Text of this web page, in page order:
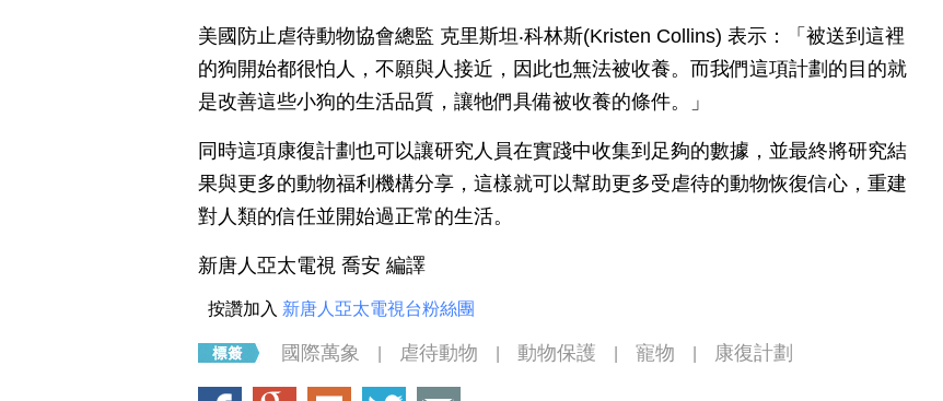
美國防止虐待動物協會總監 克里斯坦‧科林斯(Kristen Collins) 表示：「被送到這裡
的狗開始都很怕人，不願與人接近，因此也無法被收養。而我們這項計劃的目的就
是改善這些小狗的生活品質，讓牠們具備被收養的條件。」
同時這項康復計劃也可以讓研究人員在實踐中收集到足夠的數據，並最終將研究結
果與更多的動物福利機構分享，這樣就可以幫助更多受虐待的動物恢復信心，重建
對人類的信任並開始過正常的生活。
新唐人亞太電視 喬安 編譯
按讚加入 新唐人亞太電視台粉絲團
國際萬象 虐待動物 動物保護 寵物 康復計劃